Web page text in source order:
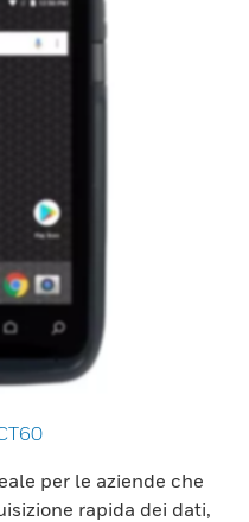
per le aziende che
rapida dei dati,